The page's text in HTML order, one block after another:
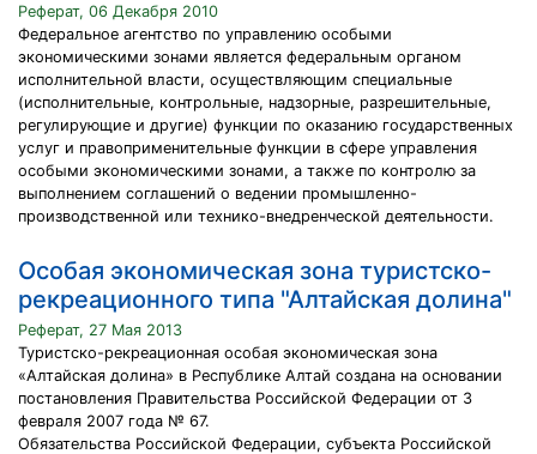
Реферат, 06 Декабря 2010
Федеральное агентство по управлению особыми
экономическими зонами является федеральным органом
исполнительной власти, осуществляющим специальные
(исполнительные, контрольные, надзорные, разрешительные,
регулирующие и другие) функции по оказанию государственных
услуг и правоприменительные функции в сфере управления
особыми экономическими зонами, а также по контролю за
выполнением соглашений о ведении промышленно-
производственной или технико-внедренческой деятельности.
Особая экономическая зона туристско-
рекреационного типа "Алтайская долина"
Реферат, 27 Мая 2013
Туристско-рекреационная особая экономическая зона
«Алтайская долина» в Республике Алтай создана на основании
постановления Правительства Российской Федерации от 3
февраля 2007 года № 67.
Обязательства Российской Федерации, субъекта Российской